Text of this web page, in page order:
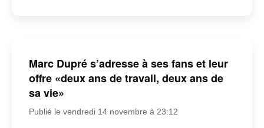
Marc Dupré s’adresse à ses fans et leur
offre «deux ans de travail, deux ans de
sa vie»
Publié le vendredi 14 novembre à 23:12